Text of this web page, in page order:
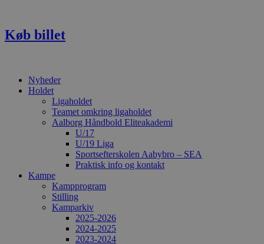
indhold
Køb billet
Nyheder
Holdet
Ligaholdet
Teamet omkring ligaholdet
Aalborg Håndbold Eliteakademi
U/17
U/19 Liga
Sportsefterskolen Aabybro – SEA
Praktisk info og kontakt
Kampe
Kampprogram
Stilling
Kamparkiv
2025-2026
2024-2025
2023-2024